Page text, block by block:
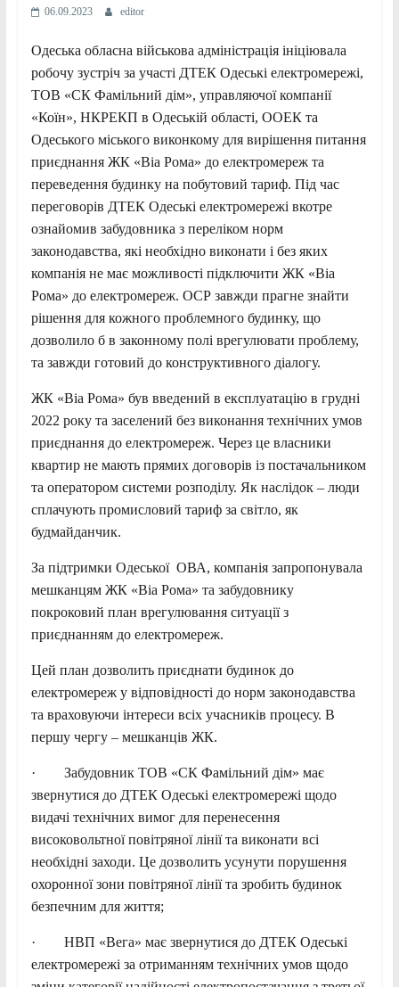
06.09.2023 editor
Одеська обласна військова адміністрація ініціювала
робочу зустріч за участі ДТЕК Одеські електромережі,
ТОВ «СК Фамільний дім», управляючої компанії
«Коїн», НКРЕКП в Одеській області, ООЕК та
Одеського міського виконкому для вирішення питання
приєднання ЖК «Віа Рома» до електромереж та
переведення будинку на побутовий тариф. Під час
переговорів ДТЕК Одеські електромережі вкотре
ознайомив забудовника з переліком норм
законодавства, які необхідно виконати і без яких
компанія не має можливості підключити ЖК «Віа
Рома» до електромереж. ОСР завжди прагне знайти
рішення для кожного проблемного будинку, що
дозволило б в законному полі врегулювати проблему,
та завжди готовий до конструктивного діалогу.
ЖК «Віа Рома» був введений в експлуатацію в грудні
2022 року та заселений без виконання технічних умов
приєднання до електромереж. Через це власники
квартир не мають прямих договорів із постачальником
та оператором системи розподілу. Як наслідок – люди
сплачують промисловий тариф за світло, як
будмайданчик.
За підтримки Одеської ОВА, компанія запропонувала
мешканцям ЖК «Віа Рома» та забудовнику
покроковий план врегулювання ситуації з
приєднанням до електромереж.
Цей план дозволить приєднати будинок до
електромереж у відповідності до норм законодавства
та враховуючи інтереси всіх учасників процесу. В
першу чергу – мешканців ЖК.
· Забудовник ТОВ «СК Фамільний дім» має
звернутися до ДТЕК Одеські електромережі щодо
видачі технічних вимог для перенесення
високовольтної повітряної лінії та виконати всі
необхідні заходи. Це дозволить усунути порушення
охоронної зони повітряної лінії та зробить будинок
безпечним для життя;
· НВП «Вега» має звернутися до ДТЕК Одеські
електромережі за отриманням технічних умов щодо